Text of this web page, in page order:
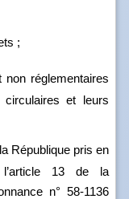
;
réglementaires
et leurs
République pris en
13 de la
n° 58‑1136